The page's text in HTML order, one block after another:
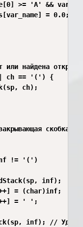
>= 'A' &&
= 0.0;
или найдена
ch == '(') {
ch);
скобка
!= '(')
inf);
= (char)inf;
= ' ';
inf); //